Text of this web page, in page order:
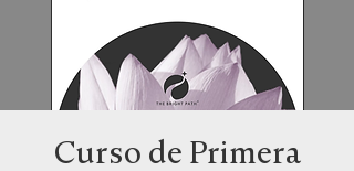
Curso de Primera